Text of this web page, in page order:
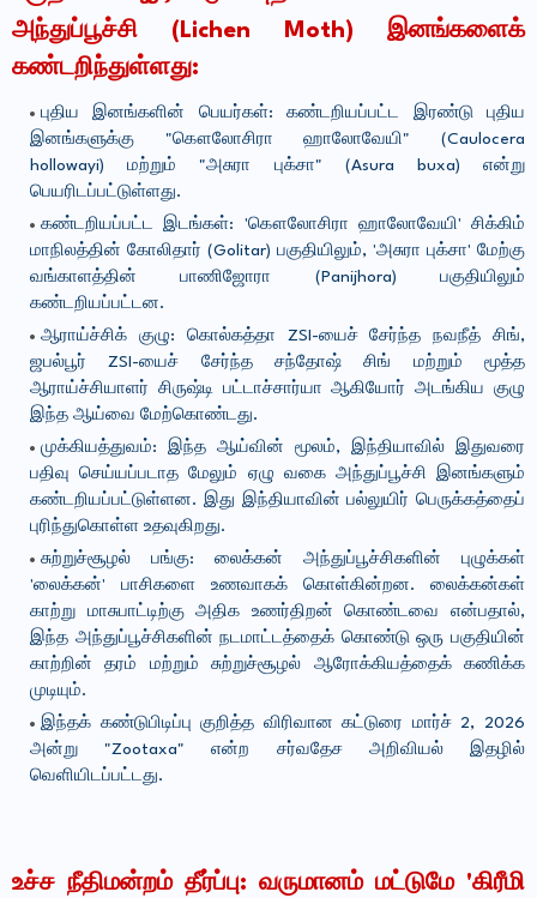
அந்துப்பூச்சி (Lichen Moth) இனங்களைக்
கண்டறிந்துள்ளது:
புதிய இனங்களின் பெயர்கள்: கண்டறியப்பட்ட இரண்டு புதிய
இனங்களுக்கு "கௌலோசிரா ஹாலோவேயி" (Caulocera
hollowayi) மற்றும் "அசுரா புக்சா" (Asura buxa) என்று
பெயரிடப்பட்டுள்ளது.
கண்டறியப்பட்ட இடங்கள்: 'கௌலோசிரா ஹாலோவேயி' சிக்கிம்
மாநிலத்தின் கோலிதார் (Golitar) பகுதியிலும், 'அசுரா புக்சா' மேற்கு
வங்காளத்தின் பாணிஜோரா (Panijhora) பகுதியிலும்
கண்டறியப்பட்டன.
ஆராய்ச்சிக் குழு: கொல்கத்தா ZSI-யைச் சேர்ந்த நவநீத் சிங்,
ஜபல்பூர் ZSI-யைச் சேர்ந்த சந்தோஷ் சிங் மற்றும் மூத்த
ஆராய்ச்சியாளர் சிருஷ்டி பட்டாச்சார்யா ஆகியோர் அடங்கிய குழு
இந்த ஆய்வை மேற்கொண்டது.
முக்கியத்துவம்: இந்த ஆய்வின் மூலம், இந்தியாவில் இதுவரை
பதிவு செய்யப்படாத மேலும் ஏழு வகை அந்துப்பூச்சி இனங்களும்
கண்டறியப்பட்டுள்ளன. இது இந்தியாவின் பல்லுயிர் பெருக்கத்தைப்
புரிந்துகொள்ள உதவுகிறது.
சுற்றுச்சூழல் பங்கு: லைக்கன் அந்துப்பூச்சிகளின் புழுக்கள்
'லைக்கன்' பாசிகளை உணவாகக் கொள்கின்றன. லைக்கன்கள்
காற்று மாசுபாட்டிற்கு அதிக உணர்திறன் கொண்டவை என்பதால்,
இந்த அந்துப்பூச்சிகளின் நடமாட்டத்தைக் கொண்டு ஒரு பகுதியின்
காற்றின் தரம் மற்றும் சுற்றுச்சூழல் ஆரோக்கியத்தைக் கணிக்க
முடியும்.
இந்தக் கண்டுபிடிப்பு குறித்த விரிவான கட்டுரை மார்ச் 2, 2026
அன்று "Zootaxa" என்ற சர்வதேச அறிவியல் இதழில்
வெளியிடப்பட்டது.
உச்ச நீதிமன்றம் தீர்ப்பு: வருமானம் மட்டுமே 'கிரீமி